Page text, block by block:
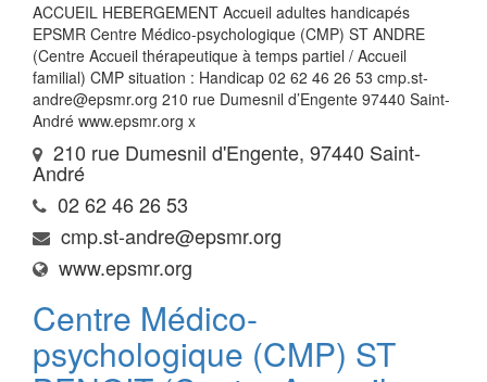
ACCUEIL HEBERGEMENT Accueil adultes handicapés
EPSMR Centre Médico-psychologique (CMP) ST ANDRE
(Centre Accueil thérapeutique à temps partiel / Accueil
familial) CMP situation : Handicap 02 62 46 26 53 cmp.st-
andre@epsmr.org 210 rue Dumesnil d’Engente 97440 Saint-
André www.epsmr.org x
210 rue Dumesnil d'Engente, 97440 Saint-
André
02 62 46 26 53
cmp.st-andre@epsmr.org
www.epsmr.org
Centre Médico-
psychologique (CMP) ST